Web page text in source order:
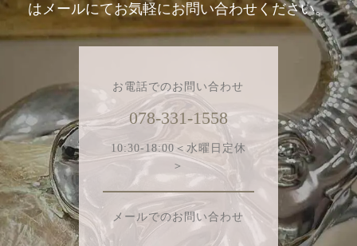
はメールにてお気軽にお問い合わせください。
お電話でのお問い合わせ
078-331-1558
10:30-18:00＜水曜日定休
＞
メールでのお問い合わせ